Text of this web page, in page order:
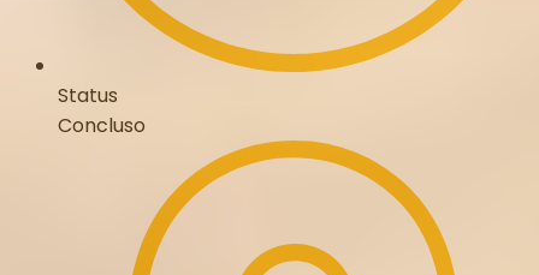
Status
Concluso